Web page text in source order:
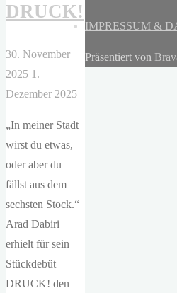
DRUCK!
30. November
2025 1.
Dezember 2025
„In meiner Stadt
wirst du etwas,
oder aber du
fällst aus dem
sechsten Stock.“
Arad Dabiri
erhielt für sein
Stückdebüt
DRUCK! den
IMPRESSUM &
Präsentiert von